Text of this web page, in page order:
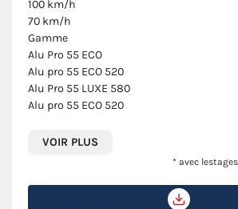
100 km/h
70 km/h
Gamme
Alu Pro 55 ECO
Alu pro 55 ECO 520
Alu Pro 55 LUXE 580
Alu pro 55 ECO 520
VOIR PLUS
* avec